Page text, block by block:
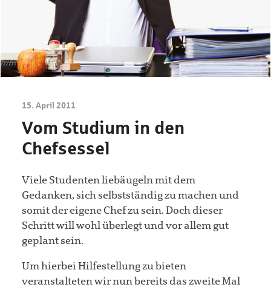
15. April 2011
Vom Studium in den
Chefsessel
Viele Studenten liebäugeln mit dem
Gedanken, sich selbstständig zu machen und
somit der eigene Chef zu sein. Doch dieser
Schritt will wohl überlegt und vor allem gut
geplant sein.
Um hierbei Hilfestellung zu bieten
veranstalteten wir nun bereits das zweite Mal